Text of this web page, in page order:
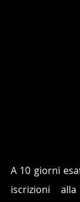
A 10 giorni
iscrizioni